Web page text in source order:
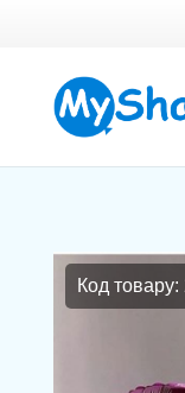
Код товару: